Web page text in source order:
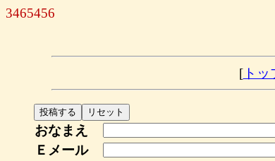
3465456
[トッ
おなまえ
Ｅメール